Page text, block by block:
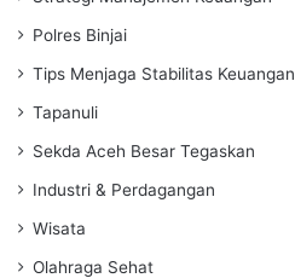
Polres Binjai
Tips Menjaga Stabilitas Keuangan
Tapanuli
Sekda Aceh Besar Tegaskan
Industri & Perdagangan
Wisata
Olahraga Sehat